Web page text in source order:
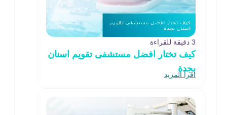
3 دقيقة للقراءة
كيف تختار افضل مستشفى تقويم اسنان
بجدة
اقرأ المزيد